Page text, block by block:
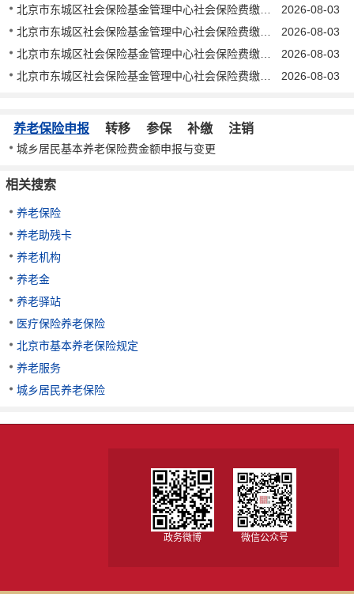
2026-08-03
北京市东城区社会保险基金管理中心社会保险费缴纳催告书 东社催字〔2026〕198号
2026-08-03
北京市东城区社会保险基金管理中心社会保险费缴纳催告书 东社催字〔2026〕197号
2026-08-03
北京市东城区社会保险基金管理中心社会保险费缴纳催告书 东社催字〔2026〕196号
2026-08-03
北京市东城区社会保险基金管理中心社会保险费缴纳催告书 东社催字〔2026〕195号
养老保险申报 转移 参保 补缴 注销
城乡居民基本养老保险费金额申报与变更
相关搜索
养老保险
养老助残卡
养老机构
养老金
养老驿站
医疗保险养老保险
北京市基本养老保险规定
养老服务
城乡居民养老保险
政务微博 微信公众号